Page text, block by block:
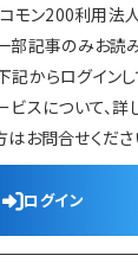
モン200利用法
部記事のみお読
からログインし
スについて、詳
お問合せくださ
ログイン